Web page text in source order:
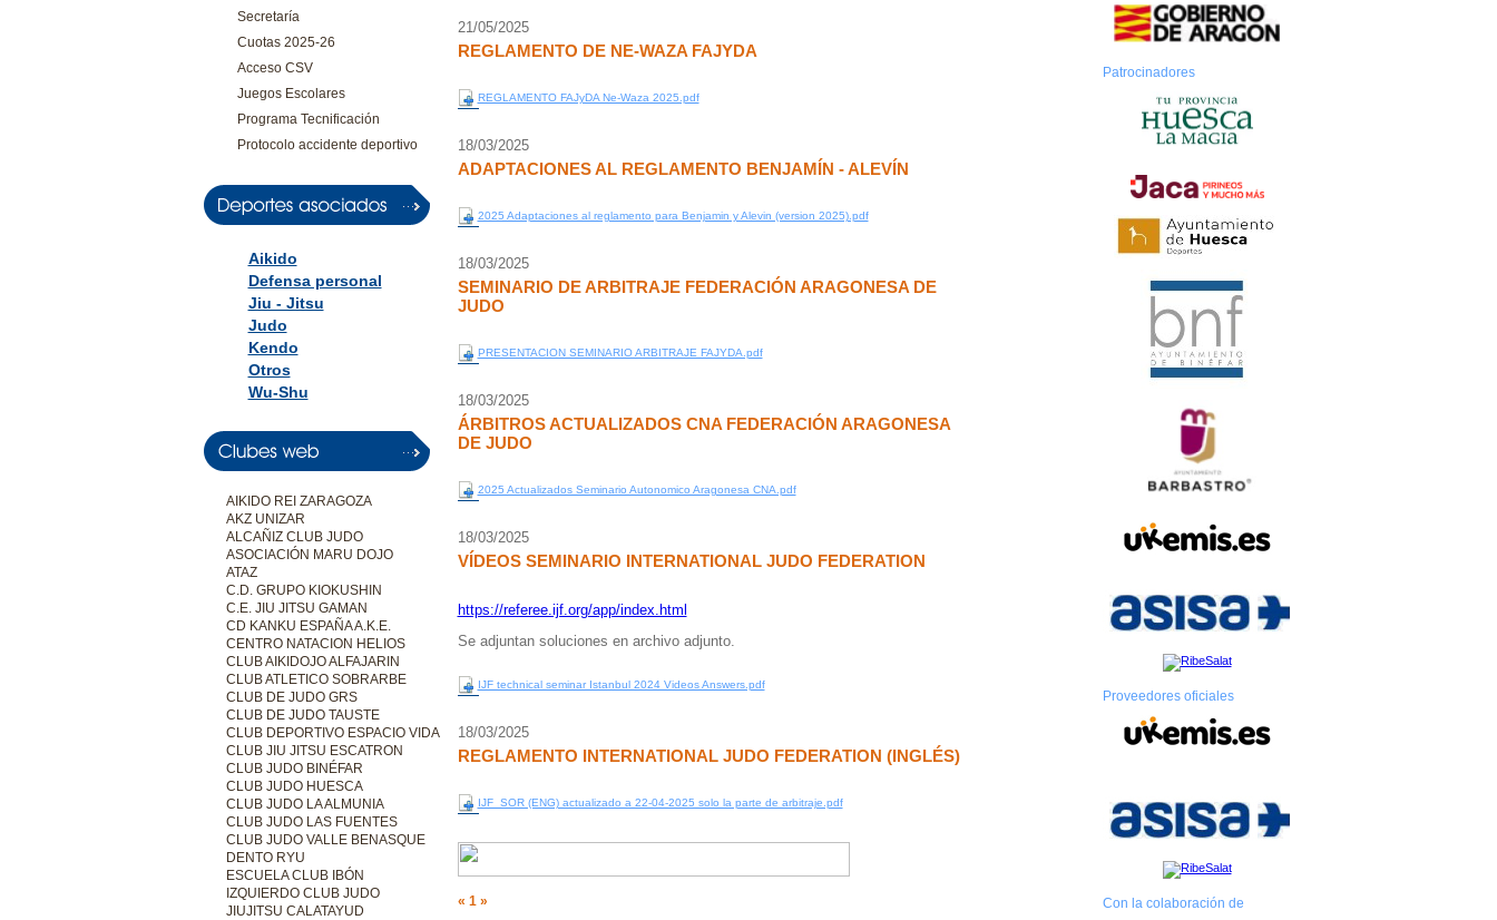
Secretaría
Cuotas 2025-26
Acceso CSV
Juegos Escolares
Programa Tecnificación
Protocolo accidente deportivo
Aikido
Defensa personal
Jiu - Jitsu
Judo
Kendo
Otros
Wu-Shu
AIKIDO REI ZARAGOZA
AKZ UNIZAR
ALCAÑIZ CLUB JUDO
ASOCIACIÓN MARU DOJO
ATAZ
C.D. GRUPO KIOKUSHIN
C.E. JIU JITSU GAMAN
CD KANKU ESPAÑA A.K.E.
CENTRO NATACION HELIOS
CLUB AIKIDOJO ALFAJARIN
CLUB ATLETICO SOBRARBE
CLUB DE JUDO GRS
CLUB DE JUDO TAUSTE
CLUB DEPORTIVO ESPACIO VIDA
CLUB JIU JITSU ESCATRON
CLUB JUDO BINÉFAR
CLUB JUDO HUESCA
CLUB JUDO LA ALMUNIA
CLUB JUDO LAS FUENTES
CLUB JUDO VALLE BENASQUE
DENTO RYU
ESCUELA CLUB IBÓN
IZQUIERDO CLUB JUDO
JIUJITSU CALATAYUD
21/05/2025
REGLAMENTO DE NE-WAZA FAJYDA
REGLAMENTO FAJyDA Ne-Waza 2025.pdf
18/03/2025
ADAPTACIONES AL REGLAMENTO BENJAMÍN - ALEVÍN
2025 Adaptaciones al reglamento para Benjamin y Alevin (version 2025).pdf
18/03/2025
SEMINARIO DE ARBITRAJE FEDERACIÓN ARAGONESA DE
JUDO
PRESENTACION SEMINARIO ARBITRAJE FAJYDA.pdf
18/03/2025
ÁRBITROS ACTUALIZADOS CNA FEDERACIÓN ARAGONESA
DE JUDO
2025 Actualizados Seminario Autonomico Aragonesa CNA.pdf
18/03/2025
VÍDEOS SEMINARIO INTERNATIONAL JUDO FEDERATION
https://referee.ijf.org/app/index.html
Se adjuntan soluciones en archivo adjunto.
IJF technical seminar Istanbul 2024 Videos Answers.pdf
18/03/2025
REGLAMENTO INTERNATIONAL JUDO FEDERATION (INGLÉS)
IJF_SOR (ENG) actualizado a 22-04-2025 solo la parte de arbitraje.pdf
« 1 »
Patrocinadores
Proveedores oficiales
Con la colaboración de